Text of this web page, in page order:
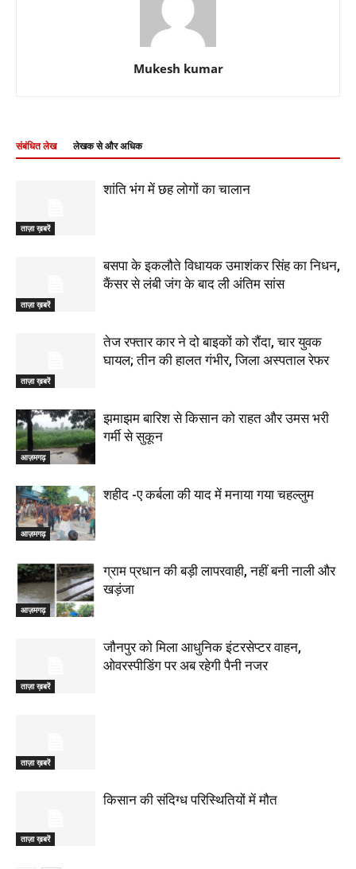
Mukesh kumar
संबंधित लेख लेखक से और अधिक
ताज़ा ख़बरें
शांति भंग में छह लोगों का चालान
ताज़ा ख़बरें
बसपा के इकलौते विधायक उमाशंकर सिंह का निधन,
कैंसर से लंबी जंग के बाद ली अंतिम सांस
ताज़ा ख़बरें
तेज रफ्तार कार ने दो बाइकों को रौंदा, चार युवक
घायल; तीन की हालत गंभीर, जिला अस्पताल रेफर
आज़मगढ़
झमाझम बारिश से किसान को राहत और उमस भरी
गर्मी से सुकून
आज़मगढ़
शहीद -ए कर्बला की याद में मनाया गया चहल्लुम
आज़मगढ़
ग्राम प्रधान की बड़ी लापरवाही, नहीं बनी नाली और
खड़ंजा
ताज़ा ख़बरें
जौनपुर को मिला आधुनिक इंटरसेप्टर वाहन,
ओवरस्पीडिंग पर अब रहेगी पैनी नजर
ताज़ा ख़बरें
ताज़ा ख़बरें
किसान की संदिग्ध परिस्थितियों में मौत